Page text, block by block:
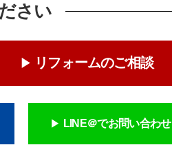
さい
リフォームのご相談
LINE＠でお問い合わせ